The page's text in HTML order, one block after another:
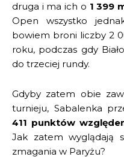
druga i ma ich o 1 399
Open wszystko
bowiem broni liczby 2
roku, podczas gdy
do trzeciej rundy.
Gdyby zatem obie
turnieju, Sabalenka
411 punktów
Jak zatem wyglądają
zmagania w Paryżu?